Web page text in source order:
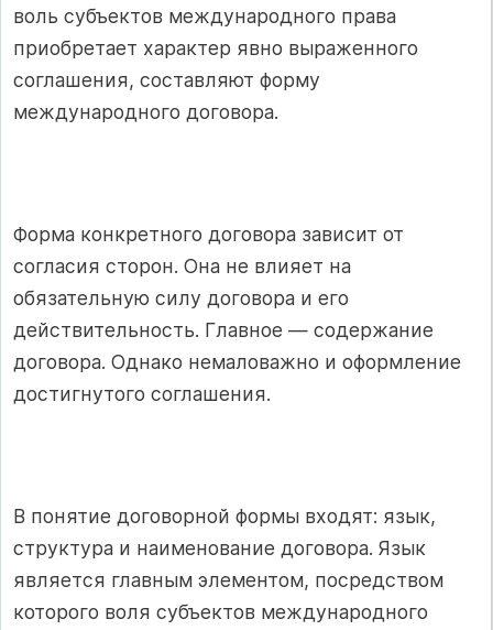
воль субъектов международного права
приобретает характер явно выраженного
соглашения, составляют форму
международного договора.
Форма конкретного договора зависит от
согласия сторон. Она не влияет на
обязательную силу договора и его
действительность. Главное — содержание
договора. Однако немаловажно и оформление
достигнутого соглашения.
В понятие договорной формы входят: язык,
структура и наименование договора. Язык
является главным элементом, посредством
которого воля субъектов международного